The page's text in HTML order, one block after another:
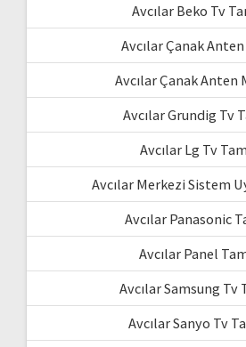
Avcılar Beko Tv
Avcılar Çanak Anten
Avcılar Çanak Anten
Avcılar Grundig Tv
Avcılar Lg Tv
Avcılar Merkezi Sistem
Avcılar Panasonic
Avcılar Panel
Avcılar Samsung Tv
Avcılar Sanyo Tv